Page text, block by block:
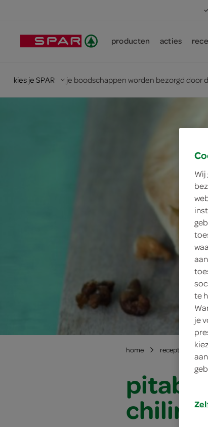
producten acties
kies je SPAR je boodschappen worden bezorgd door
home recepten
te
je